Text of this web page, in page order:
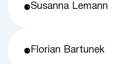
⚈Susanna Lemann
⚈ Florian Bartunek